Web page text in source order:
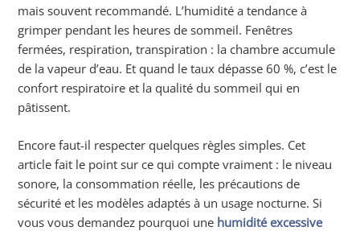
mais souvent recommandé. L’humidité a tendance à
grimper pendant les heures de sommeil. Fenêtres
fermées, respiration, transpiration : la chambre accumule
de la vapeur d’eau. Et quand le taux dépasse 60 %, c’est le
confort respiratoire et la qualité du sommeil qui en
pâtissent.
Encore faut-il respecter quelques règles simples. Cet
article fait le point sur ce qui compte vraiment : le niveau
sonore, la consommation réelle, les précautions de
sécurité et les modèles adaptés à un usage nocturne. Si
vous vous demandez pourquoi une humidité excessive